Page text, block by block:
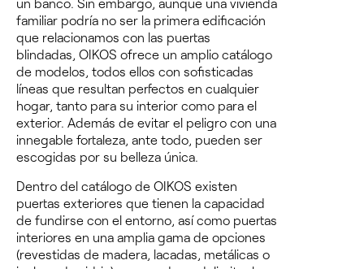
familiar podría no ser la primera edificación
que relacionamos con las puertas
blindadas, OIKOS ofrece un amplio catálogo
de modelos, todos ellos con sofisticadas
líneas que resultan perfectos en cualquier
hogar, tanto para su interior como para el
exterior. Además de evitar el peligro con una
innegable fortaleza, ante todo, pueden ser
escogidas por su belleza única.
Dentro del catálogo de OIKOS existen
puertas exteriores que tienen la capacidad
de fundirse con el entorno, así como puertas
interiores en una amplia gama de opciones
(revestidas de madera, lacadas, metálicas o